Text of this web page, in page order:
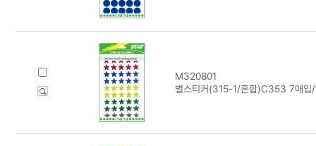
M320801
별스티커(315-1/혼합)C353 7매